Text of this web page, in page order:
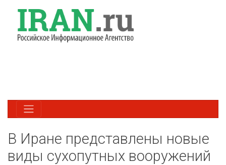
В Иране представлены новые
виды сухопутных вооружений